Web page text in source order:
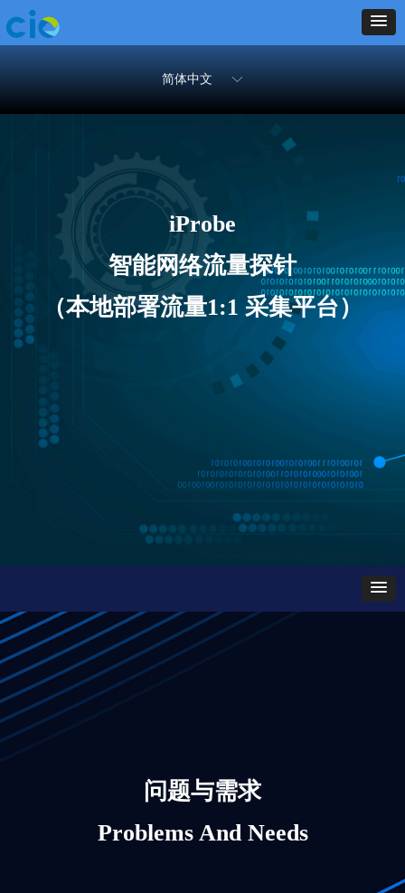
ꀅ
简体中文
iProbe
智能网络流量探针
（本地部署流量1:1 采集平台）
问题与需求
Problems And Needs